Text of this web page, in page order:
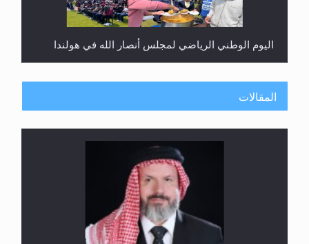
اليوم الوطني الرياضي لمجلس أنصار الله في هولندا
إتمام حفظ القرآن الكريم لثلاثة طلاب من مدرسة الحفظ
المقالات